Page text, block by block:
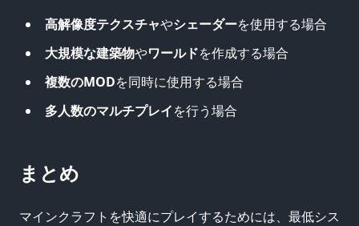
高解像度テクスチャやシェーダーを使用する場合
大規模な建築物やワールドを作成する場合
複数のMODを同時に使用する場合
多人数のマルチプレイを行う場合
まとめ
マインクラフトを快適にプレイするためには、最低シス